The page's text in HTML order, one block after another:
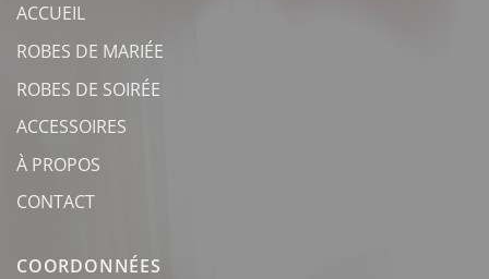
ACCUEIL
ROBES DE MARIÉE
ROBES DE SOIRÉE
ACCESSOIRES
À PROPOS
CONTACT
COORDONNÉES